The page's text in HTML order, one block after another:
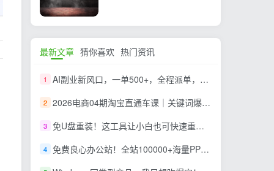
最新文章 猜你喜欢 热门资讯
1 AI副业新风口，一单500+，全程派单，0门槛直接干
2 2026电商04期淘宝直通车课｜关键词爆打矩阵，多计划低出价，新品爆款差异化投放实操教学
3 免U盘重装！这工具让小白也可快速重装 Windows，支持无人值守配置，数据无忧 CmzPrep_Rev2
4 免费良心办公站！全站100000+海量PPT素材免费下载，每日更新，分类清晰，免注册登录下载 爱PPT网